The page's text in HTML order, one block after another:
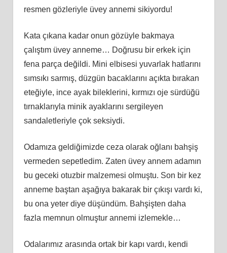
resmen gözleriyle üvey annemi sikiyordu!
Kata çıkana kadar onun gözüyle bakmaya
çalıştım üvey anneme… Doğrusu bir erkek için
fena parça değildi. Mini elbisesi yuvarlak hatlarını
sımsıkı sarmış, düzgün bacaklarını açıkta bırakan
eteğiyle, ince ayak bileklerini, kırmızı oje sürdüğü
tırnaklarıyla minik ayaklarını sergileyen
sandaletleriyle çok seksiydi.
Odamıza geldiğimizde ceza olarak oğlanı bahşiş
vermeden sepetledim. Zaten üvey annem adamın
bu geceki otuzbir malzemesi olmuştu. Son bir kez
anneme baştan aşağıya bakarak bir çıkışı vardı ki,
bu ona yeter diye düşündüm. Bahşişten daha
fazla memnun olmuştur annemi izlemekle…
Odalarımız arasında ortak bir kapı vardı, kendi